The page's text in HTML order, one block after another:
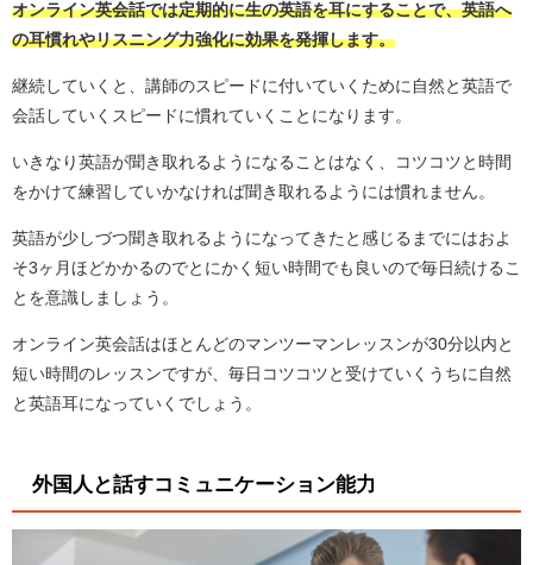
オンライン英会話では定期的に生の英語を耳にすることで、英語へ
の耳慣れやリスニング力強化に効果を発揮します。
継続していくと、講師のスピードに付いていくために自然と英語で
会話していくスピードに慣れていくことになります。
いきなり英語が聞き取れるようになることはなく、コツコツと時間
をかけて練習していかなければ聞き取れるようには慣れません。
英語が少しづつ聞き取れるようになってきたと感じるまでにはおよ
そ3ヶ月ほどかかるのでとにかく短い時間でも良いので毎日続けるこ
とを意識しましょう。
オンライン英会話はほとんどのマンツーマンレッスンが30分以内と
短い時間のレッスンですが、毎日コツコツと受けていくうちに自然
と英語耳になっていくでしょう。
外国人と話すコミュニケーション能力